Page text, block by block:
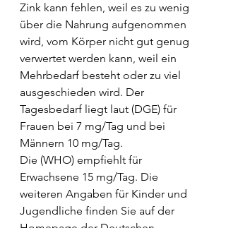
Zink kann fehlen, weil es zu wenig
über die Nahrung aufgenommen
wird, vom Körper nicht gut genug
verwertet werden kann, weil ein
Mehrbedarf besteht oder zu viel
ausgeschieden wird. Der
Tagesbedarf liegt laut (DGE) für
Frauen bei 7 mg/Tag und bei
Männern 10 mg/Tag.
Die (WHO) empfiehlt für
Erwachsene 15 mg/Tag. Die
weiteren Angaben für Kinder und
Jugendliche finden Sie auf der